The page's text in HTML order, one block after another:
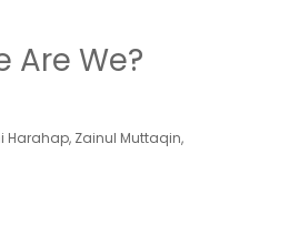
Are We?
Harahap, Zainul Muttaqin,